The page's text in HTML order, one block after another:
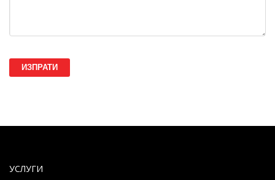
ИЗПРАТИ
УСЛУГИ